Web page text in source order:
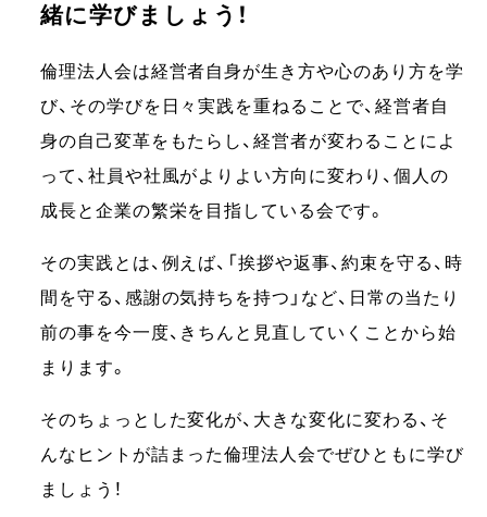
緒に学びましょう！
倫理法人会は経営者自身が生き方や心のあり方を学
び、その学びを日々実践を重ねることで、経営者自
身の自己変革をもたらし、経営者が変わることによ
って、社員や社風がよりよい方向に変わり、個人の
成長と企業の繁栄を目指している会です。
その実践とは、例えば、「挨拶や返事、約束を守る、時
間を守る、感謝の気持ちを持つ」など、日常の当たり
前の事を今一度、きちんと見直していくことから始
まります。
そのちょっとした変化が、大きな変化に変わる、そ
んなヒントが詰まった倫理法人会でぜひともに学び
ましょう！